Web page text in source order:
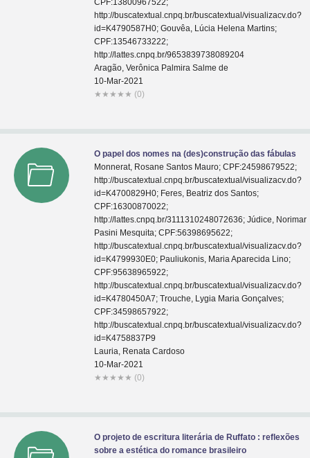
CPF:13800967522;
http://buscatextual.cnpq.br/buscatextual/visualizacv.do?
id=K4790587H0; Gouvêa, Lúcia Helena Martins;
CPF:13546733222;
http://lattes.cnpq.br/9653839738089204
Aragão, Verônica Palmira Salme de
10-Mar-2021
★ ★ ★ ★ ★ (0)
O papel dos nomes na (des)construção das fábulas
Monnerat, Rosane Santos Mauro; CPF:24598679522;
http://buscatextual.cnpq.br/buscatextual/visualizacv.do?
id=K4700829H0; Feres, Beatriz dos Santos;
CPF:16300870022;
http://lattes.cnpq.br/3111310248072636; Júdice, Norimar
Pasini Mesquita; CPF:56398695622;
http://buscatextual.cnpq.br/buscatextual/visualizacv.do?
id=K4799930E0; Pauliukonis, Maria Aparecida Lino;
CPF:95638965922;
http://buscatextual.cnpq.br/buscatextual/visualizacv.do?
id=K4780450A7; Trouche, Lygia Maria Gonçalves;
CPF:34598657922;
http://buscatextual.cnpq.br/buscatextual/visualizacv.do?
id=K4758837P9
Lauria, Renata Cardoso
10-Mar-2021
★ ★ ★ ★ ★ (0)
O projeto de escritura literária de Ruffato : reflexões
sobre a estética do romance brasileiro